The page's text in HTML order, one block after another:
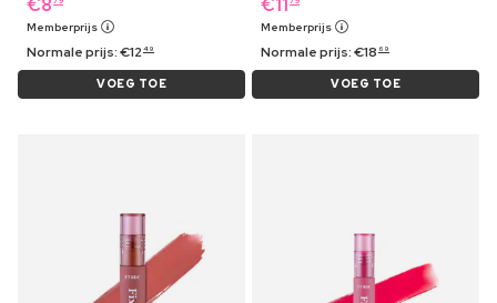
Memberprijs
Normale prijs:€12 49
VOEG TOE
Memberprijs
Normale prijs:€18 69
VOEG TOE